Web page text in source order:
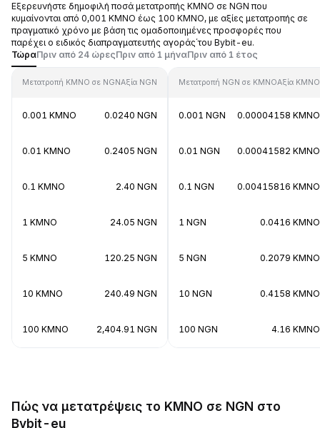
Εξερευνήστε δημοφιλή ποσά μετατροπής KMNO σε NGN που
κυμαίνονται από 0,001 KMNO έως 100 KMNO, με αξίες μετατροπής σε
πραγματικό χρόνο με βάση τις ομαδοποιημένες προσφορές που
παρέχει ο ειδικός διαπραγματευτής αγοράς΄του Bybit-eu.
ΤώραΠριν από 24 ώρεςΠριν από 1 μήναΠριν από 1 έτος
Μετατροπή KMNO σε NGNΑξία NGN
0.001 KMNO 0.0240 NGN
0.01 KMNO 0.2405 NGN
0.1 KMNO 2.40 NGN
1 KMNO 24.05 NGN
5 KMNO 120.25 NGN
10 KMNO 240.49 NGN
100 KMNO 2,404.91 NGN
Μετατροπή NGN σε KMNOΑξία KMNO
0.001 NGN 0.00004158 KMNO
0.01 NGN 0.00041582 KMNO
0.1 NGN 0.00415816 KMNO
1 NGN 0.0416 KMNO
5 NGN 0.2079 KMNO
10 NGN 0.4158 KMNO
100 NGN 4.16 KMNO
Πώς να μετατρέψεις το KMNO σε NGN στο
Bybit-eu